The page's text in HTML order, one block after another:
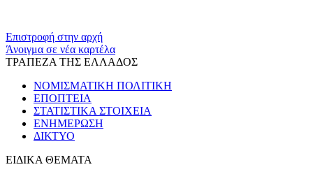
Επιστροφή στην αρχή
Άνοιγμα σε νέα καρτέλα
ΤΡΑΠΕΖΑ ΤΗΣ ΕΛΛΑΔΟΣ
ΝΟΜΙΣΜΑΤΙΚΗ ΠΟΛΙΤΙΚΗ
ΕΠΟΠΤΕΙΑ
ΣΤΑΤΙΣΤΙΚΑ ΣΤΟΙΧΕΙΑ
ΕΝΗΜΕΡΩΣΗ
ΔΙΚΤΥΟ
ΕΙΔΙΚΑ ΘΕΜΑΤΑ